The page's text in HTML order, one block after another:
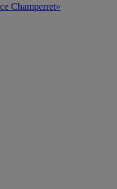
Champerret»